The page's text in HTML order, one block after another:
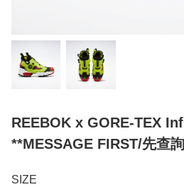
REEBOK x GORE-TEX
**MESSAGE FIRST/先查
SIZE